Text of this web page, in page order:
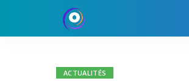
ACTUALITÉS